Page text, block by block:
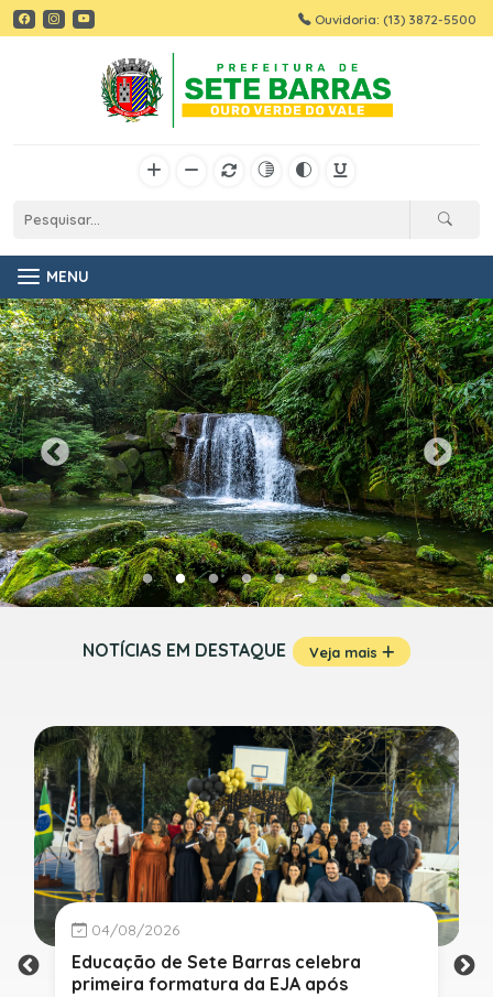
Ouvidoria: (13) 3872-5500
MENU
NOTÍCIAS EM DESTAQUE Veja mais
04/08/2026
Educação de Sete Barras celebra
primeira formatura da EJA após